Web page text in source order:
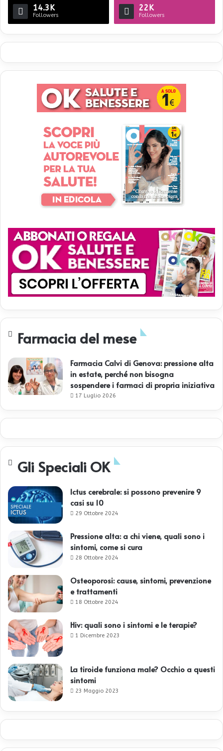
14.3K
Followers
22K
Followers
Farmacia del mese
Farmacia Calvi di Genova: pressione alta
in estate, perché non bisogna
sospendere i farmaci di propria iniziativa
17 Luglio 2026
Gli Speciali OK
Ictus cerebrale: si possono prevenire 9
casi su 10
29 Ottobre 2024
Pressione alta: a chi viene, quali sono i
sintomi, come si cura
28 Ottobre 2024
Osteoporosi: cause, sintomi, prevenzione
e trattamenti
18 Ottobre 2024
Hiv: quali sono i sintomi e le terapie?
1 Dicembre 2023
La tiroide funziona male? Occhio a questi
sintomi
23 Maggio 2023